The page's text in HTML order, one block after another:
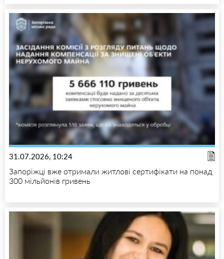
31.07.2026, 10:24
Запоріжці вже отримали житлові сертифікати на понад
300 мільйонів гривень